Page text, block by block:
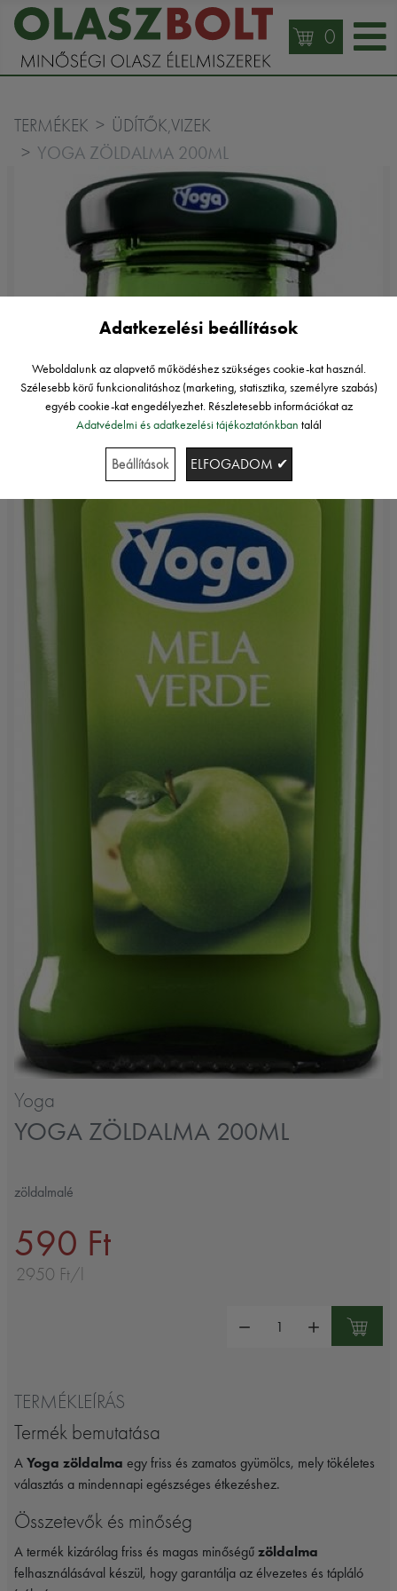
0
TERMÉKEK ÜDÍTŐK,VIZEK
YOGA ZÖLDALMA 200ML
Yoga
YOGA ZÖLDALMA 200ML
zöldalmalé
590 Ft
2950 Ft/l
TERMÉKLEÍRÁS
Termék bemutatása
A Yoga zöldalma egy friss és zamatos gyümölcs, mely tökéletes
választás a mindennapi egészséges étkezéshez.
Összetevők és minőség
A termék kizárólag friss és magas minőségű zöldalma
felhasználásával készül, hogy garantálja az élvezetes és tápláló
Adatkezelési beállítások
Weboldalunk az alapvető működéshez szükséges cookie-kat használ.
Szélesebb körű funkcionalitáshoz (marketing, statisztika, személyre szabás)
egyéb cookie-kat engedélyezhet. Részletesebb információkat az
Adatvédelmi és adatkezelési tájékoztatónkban talál
Beállítások ELFOGADOM ✔